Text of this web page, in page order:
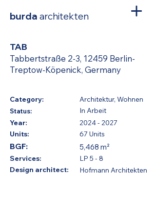
burda architekten
TAB
Tabbertstraße 2-3, 12459 Berlin-
Treptow-Köpenick, Germany
Category:
Status:
Year:
Units:
BGF:
Services:
Design architect:
Architektur, Wohnen
In Arbeit
2024 - 2027
67 Units
5,468 m²
LP 5 - 8
Hofmann Architekten